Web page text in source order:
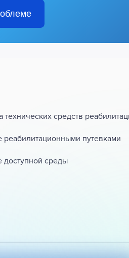
технических средств
путевками
среды